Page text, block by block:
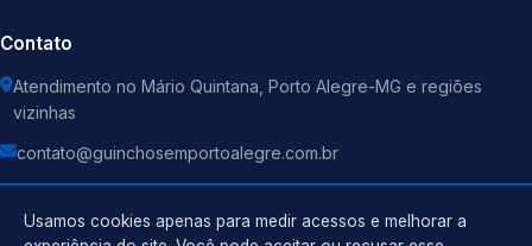
Contato
Atendimento no Mário Quintana, Porto Alegre-MG e regiões
vizinhas
contato@guinchosemportoalegre.com.br
Usamos cookies apenas para medir acessos e melhorar a